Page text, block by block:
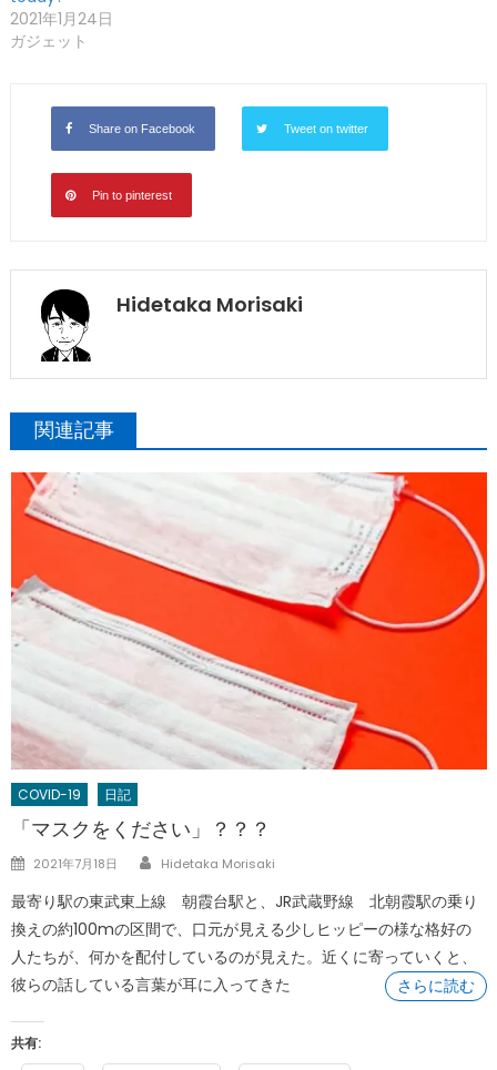
2021年1月24日
ガジェット
Share on Facebook Tweet on twitter
Pin to pinterest
Hidetaka Morisaki
関連記事
COVID-19 日記
「マスクをください」？？？
Posted
2021年7月18日 Author
Hidetaka Morisaki
最寄り駅の東武東上線 朝霞台駅と、JR武蔵野線 北朝霞駅の乗り
換えの約100mの区間で、口元が見える少しヒッピーの様な格好の
人たちが、何かを配付しているのが見えた。近くに寄っていくと、
彼らの話している言葉が耳に入ってきた
さらに読む
共有: